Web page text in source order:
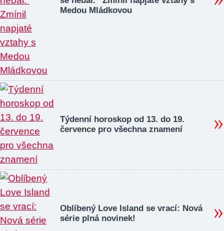
Medou Mládkovou
Týdenní horoskop od 13. do 19.
července pro všechna znamení
Oblíbený Love Island se vrací: Nová
série plná novinek!